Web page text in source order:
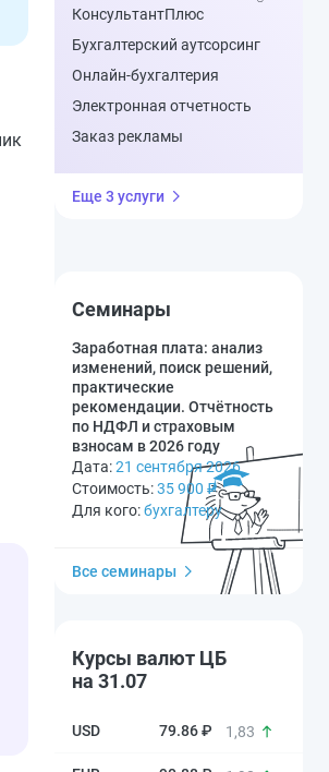
КонсультантПлюс
Бухгалтерский аутсорсинг
Онлайн-бухгалтерия
Электронная отчетность
Заказ рекламы
Еще 3 услуги
Семинары
Заработная плата: анализ
изменений, поиск решений,
практические
рекомендации. Отчётность
по НДФЛ и страховым
взносам в 2026 году
Дата:21 сентября 2026
Стоимость:35 900 ₽
Для кого:бухгалтеру
Все семинары
Курсы валют ЦБ
на 31.07
79.86 ₽ 1,83